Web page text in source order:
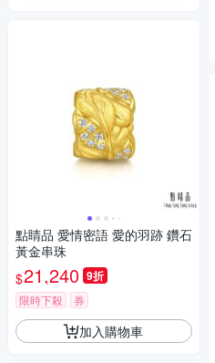
點睛品 愛情密語 愛的羽跡 鑽石
黃金串珠
$21,240 9折
限時下殺 券
加入購物車